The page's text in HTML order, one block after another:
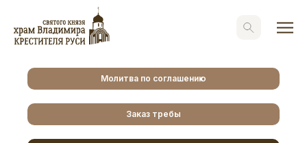
Молитва по соглашению
Заказ требы